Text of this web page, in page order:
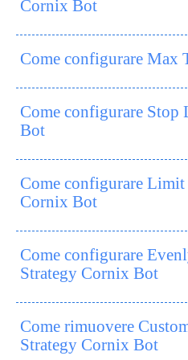
Cornix Bot
Come configurare Max
Come configurare Stop
Bot
Come configurare Limit
Cornix Bot
Come configurare
Strategy Cornix Bot
Come rimuovere
Strategy Cornix Bot